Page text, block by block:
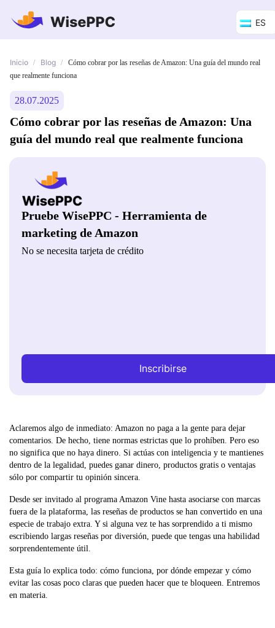
ES
Inicio / Blog /
Cómo cobrar por las reseñas de Amazon: Una guía del mundo real
que realmente funciona
28.07.2025
Cómo cobrar por las reseñas de Amazon: Una
guía del mundo real que realmente funciona
Pruebe WisePPC - Herramienta de
marketing de Amazon
No se necesita tarjeta de crédito
Inscribirse
Aclaremos algo de inmediato: Amazon no paga a la gente para dejar
comentarios. De hecho, tiene normas estrictas que lo prohíben. Pero eso
no significa que no haya dinero. Si actúas con inteligencia y te mantienes
dentro de la legalidad, puedes ganar dinero, productos gratis o ventajas
sólo por compartir tu opinión sincera.
Desde ser invitado al programa Amazon Vine hasta asociarse con marcas
fuera de la plataforma, las reseñas de productos se han convertido en una
especie de trabajo extra. Y si alguna vez te has sorprendido a ti mismo
escribiendo largas reseñas por diversión, puede que tengas una habilidad
sorprendentemente útil.
Esta guía lo explica todo: cómo funciona, por dónde empezar y cómo
evitar las cosas poco claras que pueden hacer que te bloqueen. Entremos
en materia.